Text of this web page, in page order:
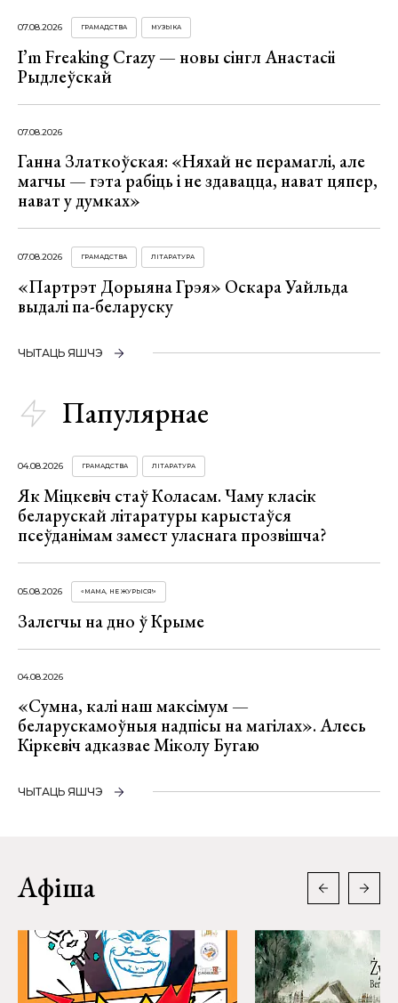
07.08.2026 ГРАМАДСТВА МУЗЫКА
I’m Freaking Crazy — новы сінгл Анастасіі
Рыдлеўскай
07.08.2026
Ганна Златкоўская: «Няхай не перамаглі, але
магчы — гэта рабіць і не здавацца, нават цяпер,
нават у думках»
07.08.2026 ГРАМАДСТВА ЛІТАРАТУРА
«Партрэт Дорыяна Грэя» Оскара Уайльда
выдалі па-беларуску
ЧЫТАЦЬ ЯШЧЭ
Папулярнае
04.08.2026 ГРАМАДСТВА ЛІТАРАТУРА
Як Міцкевіч стаў Коласам. Чаму класік
беларускай літаратуры карыстаўся
псеўданімам замест уласнага прозвішча?
05.08.2026 «МАМА, НЕ ЖУРЫСЯ!»
Залегчы на дно ў Крыме
04.08.2026
«Сумна, калі наш максімум —
беларускамоўныя надпісы на магілах». Алесь
Кіркевіч адказвае Міколу Бугаю
ЧЫТАЦЬ ЯШЧЭ
Афіша